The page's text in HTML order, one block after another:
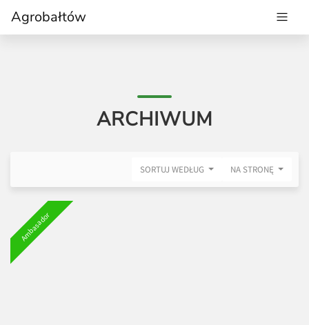
Agrobałtów
ARCHIWUM
SORTUJ WEDŁUG NA STRONĘ
Ambasador